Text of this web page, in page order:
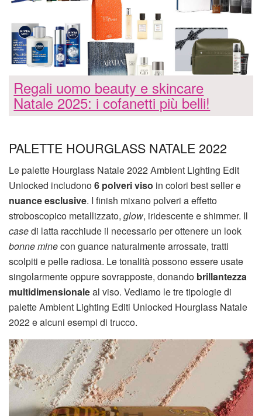
Regali uomo beauty e skincare
Natale 2025: i cofanetti più belli!
PALETTE HOURGLASS NATALE 2022
Le palette Hourglass Natale 2022 Ambient Lighting Edit
Unlocked includono6 polveri viso in colori best seller e
nuance esclusive. I finish mixano polveri a effetto
stroboscopico metallizzato, glow, iridescente e shimmer. Il
casedi latta racchiude il necessario per ottenere un look
bonne minecon guance naturalmente arrossate, tratti
scolpiti e pelle radiosa. Le tonalità possono essere usate
singolarmente oppure sovrapposte, donando brillantezza
multidimensionaleal viso. Vediamo le tre tipologie di
palette Ambient Lighting Editi Unlocked Hourglass Natale
2022 e alcuni esempi di trucco.